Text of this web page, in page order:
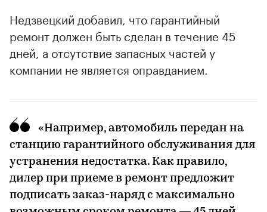
Недзвецкий добавил, что гарантийный
ремонт должен быть сделан в течение 45
дней, а отсутствие запасных частей у
компании не является оправданием.
«Например, автомобиль передан на
станцию гарантийного обслуживания для
устранения недостатка. Как правило,
дилер при приеме в ремонт предложит
подписать заказ-наряд с максимально